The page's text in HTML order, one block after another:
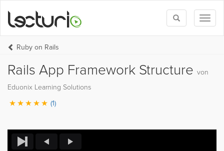
Toggle
search
Ruby on Rails
Rails App Framework Structure von
Eduonix Learning Solutions
(1)